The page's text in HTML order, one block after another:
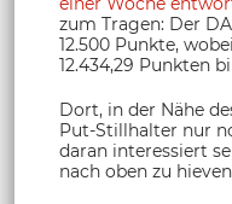
zum Tragen: Der
12.500 Punkte,
12.434,29 Punkten
Dort, in der Nähe
Put-Stillhalter nur
daran interessiert
nach oben zu